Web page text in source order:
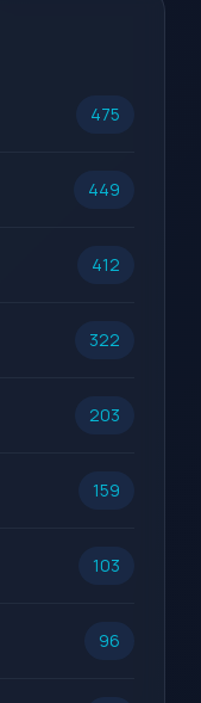
475
449
412
322
203
159
103
96